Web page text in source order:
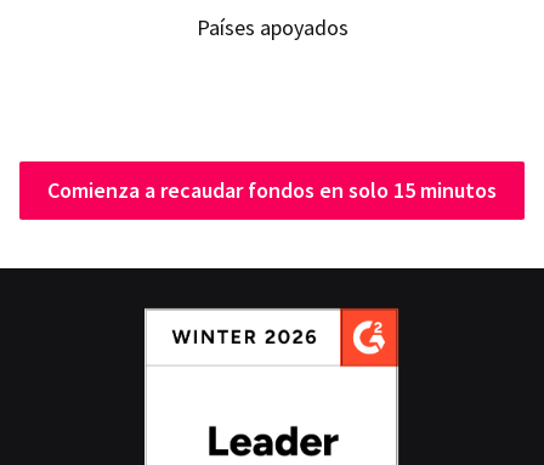
Países apoyados
Comienza a recaudar fondos en solo 15 minutos